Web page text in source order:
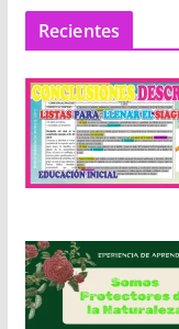
Recientes